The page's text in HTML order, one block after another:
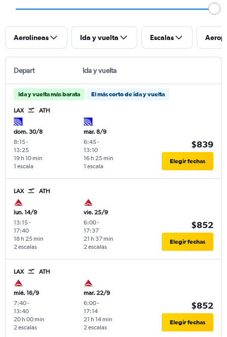
Aerolíneas Ida y vuelta Escalas
Depart Ida y vuelta
Ida y vuelta más barata El más corto de ida y vuelta
LAX ATH
dom. 30/8
8:15-
13:25
1 escala
19 h 10 min
mar. 8/9
6:45-
13:10
1 escala
16 h 25 min
$839
Elegir fechas
LAX ATH
lun. 14/9
13:15-
17:40
2 escalas
18 h 25 min
vie. 25/9
6:00-
17:37
2 escalas
21 h 37 min
$852
Elegir fechas
LAX ATH
mié. 16/9
7:40-
13:40
2 escalas
20 h 00 min
mar. 22/9
6:00-
17:14
2 escalas
21 h 14 min
$852
Elegir fechas